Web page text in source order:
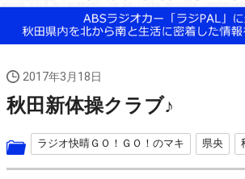
2017年3月18日
秋田新体操クラブ♪
ラジオ快晴ＧＯ！ＧＯ！のマキ 県央